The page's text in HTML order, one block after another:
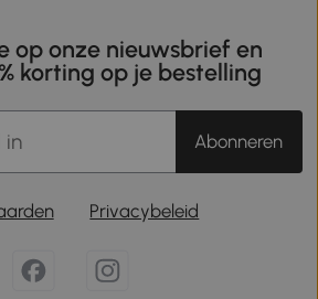
op onze nieuwsbrief en
korting op je bestelling
Abonneren
Privacybeleid